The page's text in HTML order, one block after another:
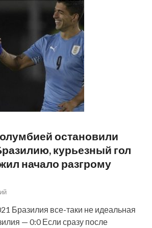
остановили
курьезный гол
начало разгрому
Бразилия все-таки не идеальная
— 0:0 Если сразу после